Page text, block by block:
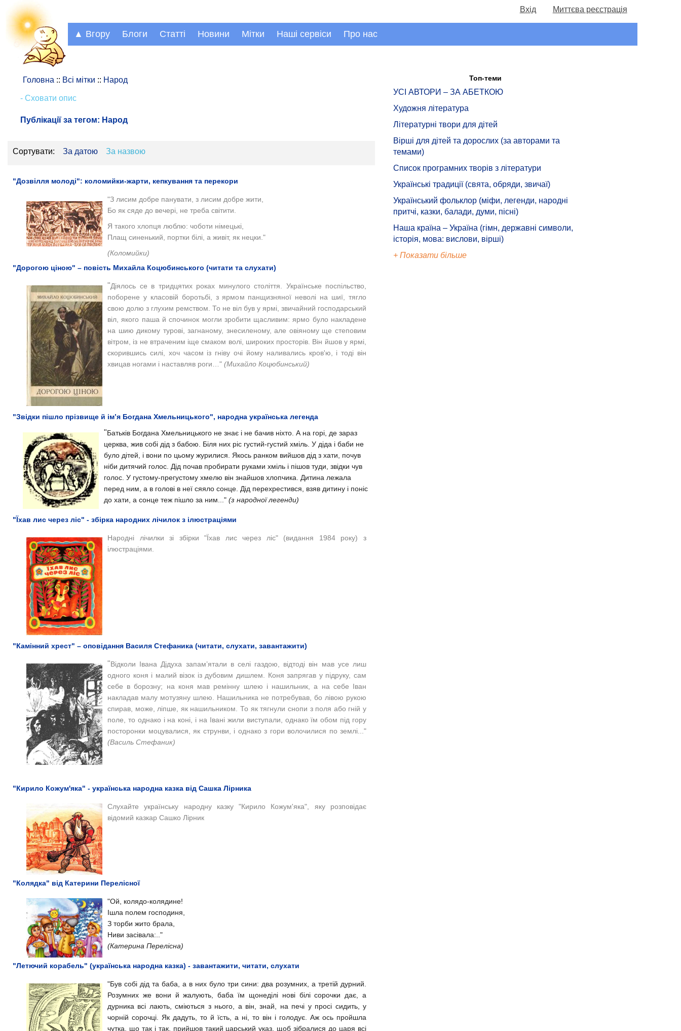
Вхід Миттєва реєстрація
▲ Вгору Блоги Статті Новини Мітки Наші сервіси Про нас
Головна :: Всі мітки :: Народ
- Сховати опис
Публікації за тегом: Народ
Сортувати: За датою За назвою
"Дозвілля молоді": коломийки-жарти, кепкування та перекори
"З лисим добре панувати, з лисим добре жити,
Бо як сяде до вечері, не треба світити.
Я тaкогo хлопця люблю: чоботи німецькі,
Плащ синенький, портки білі, а живіт, як нецки."
(Коломийки)
"Дорогою ціною" – повість Михайла Коцюбинського (читати та слухати)
"Діялось се в тридцятих роках минулого століття. Українське поспільство,
поборене у класовій боротьбі, з ярмом панщизняної неволі на шиї, тягло
свою долю з глухим ремством. То не віл був у ярмі, звичайний господарський
віл, якого паша й спочинок могли зробити щасливим: ярмо було накладене
на шию дикому турові, загнаному, знесиленому, але овіяному ще степовим
вітром, із не втраченим іще смаком волі, широких просторів. Він йшов у ярмі,
скорившись силі, хоч часом із гніву очі йому наливались кров'ю, і тоді він
хвицав ногами і наставляв роги…" (Михайло Коцюбинський)
"Звідки пішло прізвище й ім’я Богдана Хмельницького", народна українська легенда
"Батьків Богдана Хмельницького не знає і не бачив ніхто. А на горі, де зараз
церква, жив собі дід з бабою. Біля них ріс густий-густий хміль. У діда і баби не
було дітей, і вони по цьому журилися. Якось ранком вийшов дід з хати, почув
ніби дитячий голос. Дід почав пробирати руками хміль і пішов туди, звідки чув
голос. У густому-прегустому хмелю він знайшов хлопчика. Дитина лежала
перед ним, а в голові в неї сяяло сонце. Дід перехрестився, взяв дитину і поніс
до хати, а сонце теж пішло за ним..." (з народної легенди)
"Їхав лис через ліс" - збірка народних лічилок з ілюстраціями
Народні лічилки зі збірки "Їхав лис через ліс" (видання 1984 року) з
ілюстраціями.
"Камінний хрест" – оповідання Василя Стефаника (читати, слухати, завантажити)
"Відколи Івана Дідуха запам’ятали в селі газдою, відтоді він мав усе лиш
одного коня і малий візок із дубовим дишлем. Коня запрягав у підруку, сам
себе в борозну; на коня мав ремінну шлею і нашильник, а на себе Іван
накладав малу мотузяну шлею. Нашильника не потребував, бо лівою рукою
спирав, може, ліпше, як нашильником.То як тягнули снопи з поля або гній у
поле, то однако і на коні, і на Івані жили виступали, однако їм обом під гору
посторонки моцувалися, як струнви, і однако з гори волочилися по землі..."
(Василь Стефаник)
"Кирило Кожум'яка" - українська народна казка від Сашка Лірника
Слухайте українську народну казку "Кирило Кожум'яка", яку розповідає
відомий казкар Сашко Лірник
"Колядка" від Катерини Перелісної
"Ой, колядо-колядине!
Ішла полем господиня,
З торби жито брала,
Ниви засівала:.."
(Катерина Перелісна)
"Летючий корабель" (українська народна казка) - завантажити, читати, слухати
"Був собі дід та баба, а в них було три сини: два розумних, а третій дурний.
Розумних же вони й жалують, баба їм щонеділі нові білі сорочки дає, а
дурника всі лають, сміються з нього, а він, знай, на печі у просі сидить, у
чорній сорочці. Як дадуть, то й їсть, а ні, то він і голодує. Аж ось пройшла
чутка, що так і так, прийшов такий царський указ, щоб зібралися до царя всі
Топ-теми
УСІ АВТОРИ – ЗА АБЕТКОЮ
Художня література
Літературні твори для дітей
Вірші для дітей та дорослих (за авторами та
темами)
Список програмних творів з літератури
Українські традиції (свята, обряди, звичаї)
Український фольклор (міфи, легенди, народні
притчі, казки, балади, думи, пісні)
Наша країна – Україна (гімн, державні символи,
історія, мова: вислови, вірші)
+ Показати більше